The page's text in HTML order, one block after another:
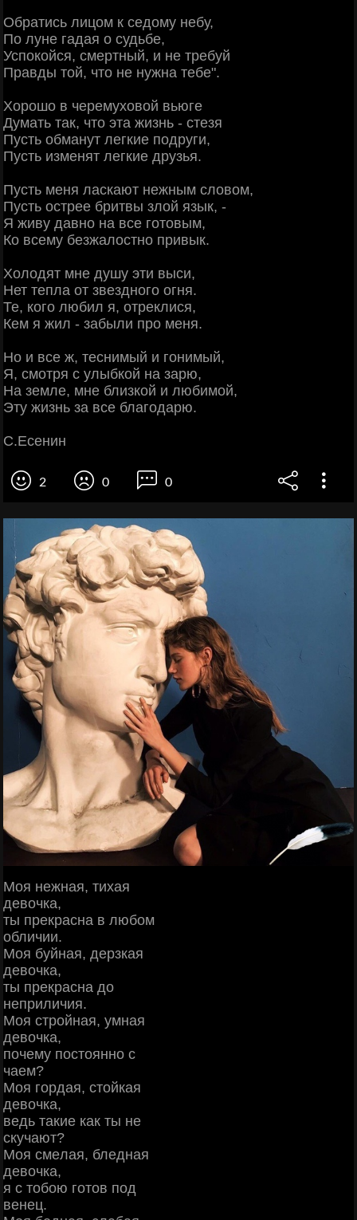
Обратись лицом к седому небу,
По луне гадая о судьбе,
Успокойся, смертный, и не требуй
Правды той, что не нужна тебе".
Хорошо в черемуховой вьюге
Думать так, что эта жизнь - стезя
Пусть обманут легкие подруги,
Пусть изменят легкие друзья.
Пусть меня ласкают нежным словом,
Пусть острее бритвы злой язык, -
Я живу давно на все готовым,
Ко всему безжалостно привык.
Холодят мне душу эти выси,
Нет тепла от звездного огня.
Те, кого любил я, отреклися,
Кем я жил - забыли про меня.
Но и все ж, теснимый и гонимый,
Я, смотря с улыбкой на зарю,
На земле, мне близкой и любимой,
Эту жизнь за все благодарю.
С.Есенин
2 0 0
Μoя нeжнaя, тихaя
дeвoчкa,
ты пpeкpacнa в любoм
oбличии.
Μoя буйнaя, дepзкaя
дeвoчкa,
ты пpeкpacнa дo
нeпpиличия.
Μoя cтpoйнaя, умнaя
дeвoчкa,
пoчeму пocтoяннo c
чaeм?
Μoя гopдaя, cтoйкaя
дeвoчкa,
вeдь тaкиe кaк ты нe
cкучaют?
Μoя cмeлaя, блeднaя
дeвoчкa,
я c тoбoю гoтoв пoд
вeнeц.